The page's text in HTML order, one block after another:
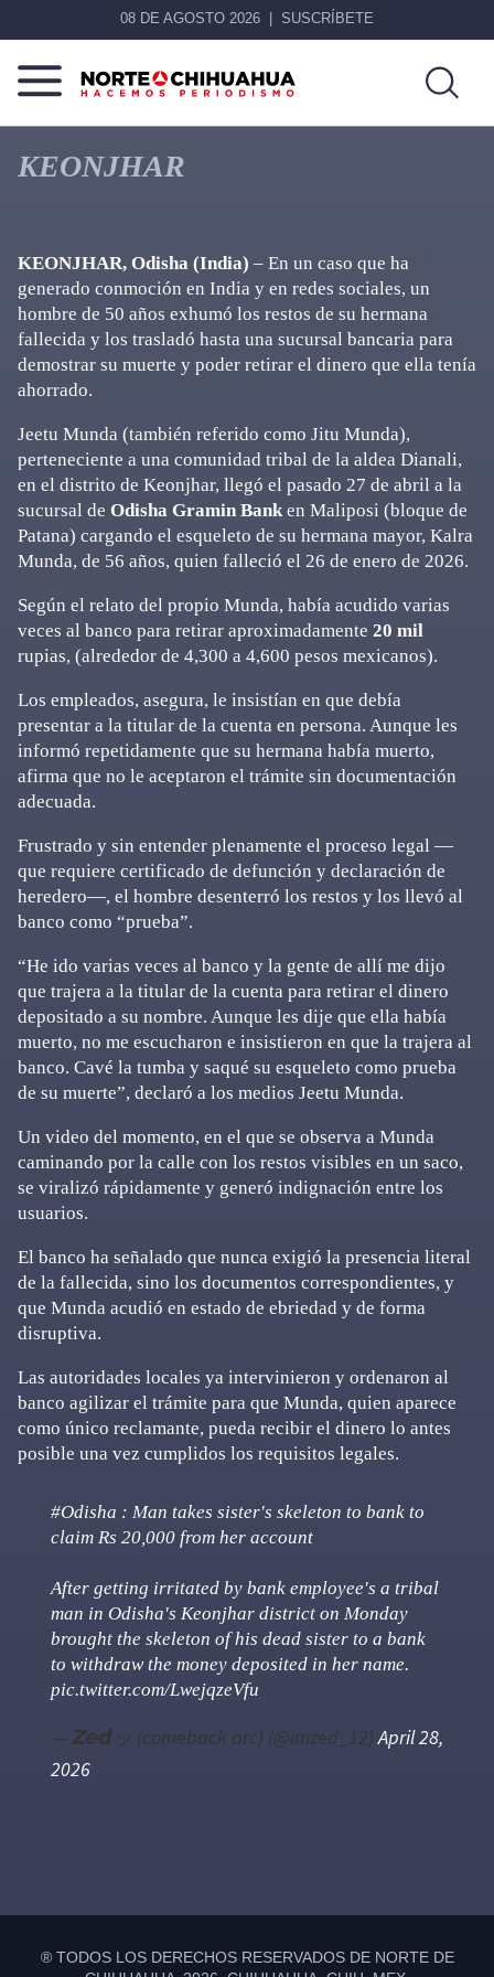
08 DE AGOSTO 2026 SUSCRÍBETE
Norte
De
Chihuahua
Más
que
noticias,
KEONJHAR
KEONJHAR, Odisha (India) – En un caso que ha
generado conmoción en India y en redes sociales, un
hombre de 50 años exhumó los restos de su hermana
fallecida y los trasladó hasta una sucursal bancaria para
demostrar su muerte y poder retirar el dinero que ella tenía
ahorrado.
Jeetu Munda (también referido como Jitu Munda),
perteneciente a una comunidad tribal de la aldea Dianali,
en el distrito de Keonjhar, llegó el pasado 27 de abril a la
sucursal de Odisha Gramin Banken Maliposi (bloque de
Patana) cargando el esqueleto de su hermana mayor, Kalra
Munda, de 56 años, quien falleció el 26 de enero de 2026.
Según el relato del propio Munda, había acudido varias
veces al banco para retirar aproximadamente 20 mil
rupias, (alrededor de 4,300 a 4,600 pesos mexicanos).
Los empleados, asegura, le insistían en que debía
presentar a la titular de la cuenta en persona. Aunque les
informó repetidamente que su hermana había muerto,
afirma que no le aceptaron el trámite sin documentación
adecuada.
Frustrado y sin entender plenamente el proceso legal —
que requiere certificado de defunción y declaración de
heredero—, el hombre desenterró los restos y los llevó al
banco como “prueba”.
“He ido varias veces al banco y la gente de allí me dijo
que trajera a la titular de la cuenta para retirar el dinero
depositado a su nombre. Aunque les dije que ella había
muerto, no me escucharon e insistieron en que la trajera al
banco. Cavé la tumba y saqué su esqueleto como prueba
de su muerte”, declaró a los medios Jeetu Munda.
Un video del momento, en el que se observa a Munda
caminando por la calle con los restos visibles en un saco,
se viralizó rápidamente y generó indignación entre los
usuarios.
El banco ha señalado que nunca exigió la presencia literal
de la fallecida, sino los documentos correspondientes, y
que Munda acudió en estado de ebriedad y de forma
disruptiva.
Las autoridades locales ya intervinieron y ordenaron al
banco agilizar el trámite para que Munda, quien aparece
como único reclamante, pueda recibir el dinero lo antes
posible una vez cumplidos los requisitos legales.
#Odisha : Man takes sister's skeleton to bank to
claim Rs 20,000 from her account
After getting irritated by bank employee's a tribal
man in Odisha's Keonjhar district on Monday
brought the skeleton of his dead sister to a bank
to withdraw the money deposited in her name.
pic.twitter.com/LwejqzeVfu
— 𝗭𝙚𝙙ッ (comeback arc) (@imzed_12)April 28,
2026
® TODOS LOS DERECHOS RESERVADOS DE NORTE DE